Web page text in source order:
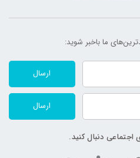
ما‌ باخبر شوید:
ارسال
ارسال
اجتماعی دنبال کنید.